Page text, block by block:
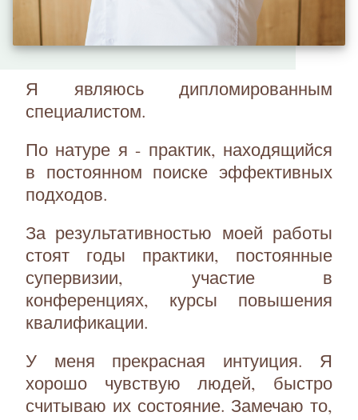
Я являюсь дипломированным
специалистом.
По натуре я - практик, находящийся
в постоянном поиске эффективных
подходов.
За результативностью моей работы
стоят годы практики, постоянные
супервизии, участие в
конференциях, курсы повышения
квалификации.
У меня прекрасная интуиция. Я
хорошо чувствую людей, быстро
считываю их состояние. Замечаю то,